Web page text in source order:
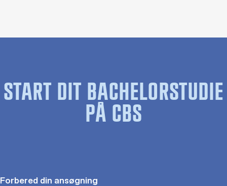
START DIT BACHELORSTUDIE
PÅ CBS
Forbered din ansøgning